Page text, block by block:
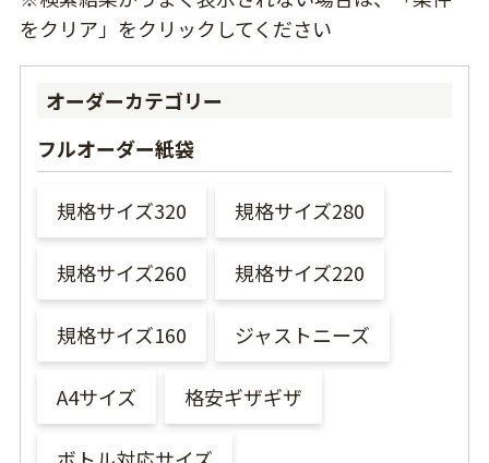
をクリア」をクリックしてください
オーダーカテゴリー
フルオーダー紙袋
規格サイズ320 規格サイズ280
規格サイズ260 規格サイズ220
規格サイズ160 ジャストニーズ
A4サイズ 格安ギザギザ